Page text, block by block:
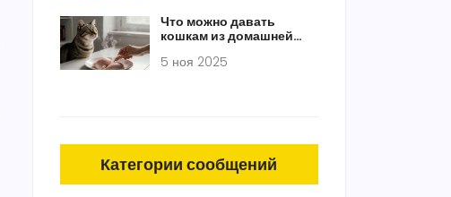
Что можно давать
кошкам из домашней
продукты и что строго
5 ноя 2025
Категории сообщений